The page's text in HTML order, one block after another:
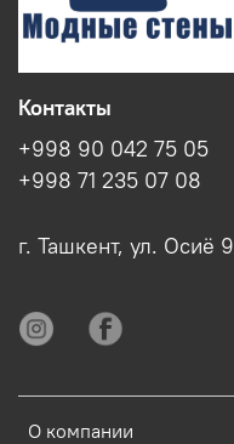
О компании
Контакты
+998 90 042 75 05
+998 71 235 07 08
г. Ташкент, ул. Осиё 9